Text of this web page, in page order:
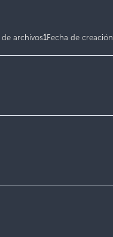
de archivos1Fecha de creación